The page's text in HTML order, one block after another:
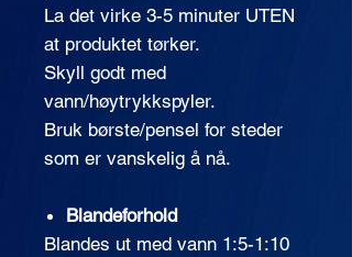
La det virke 3-5 minuter UTEN
at produktet tørker.
Skyll godt med
vann/høytrykkspyler.
Bruk børste/pensel for steder
som er vanskelig å nå.
Blandeforhold
Blandes ut med vann 1:5-1:10